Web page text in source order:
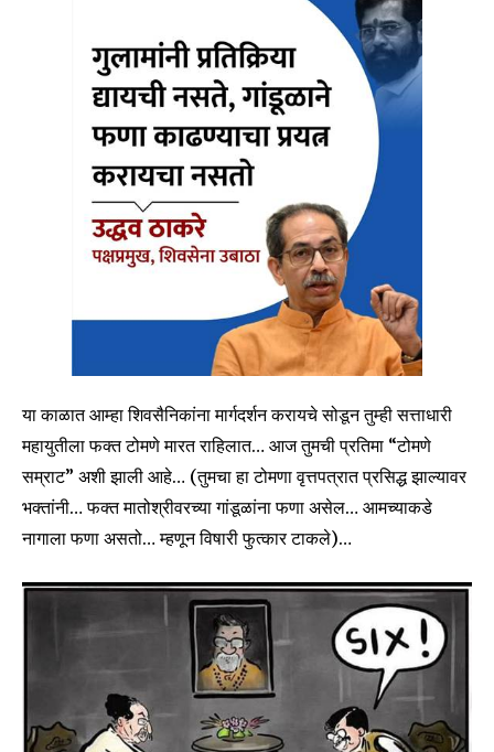
To subscribe, simply enter your email address on our website
or click the subscribe button below. Don't worry, we respect
your privacy and won't spam your inbox. Your information is
safe with us.
SUBSCRIBE
Privacy Policy .
6,300 32,111 75
या काळात आम्हा शिवसैनिकांना मार्गदर्शन करायचे सोडून तुम्ही सत्ताधारी
महायुतीला फक्त टोमणे मारत राहिलात… आज तुमची प्रतिमा “टोमणे
सम्राट” अशी झाली आहे… (तुमचा हा टोमणा वृत्तपत्रात प्रसिद्ध झाल्यावर
भक्तांनी… फक्त मातोश्रीवरच्या गांडूळांना फणा असेल… आमच्याकडे
नागाला फणा असतो… म्हणून विषारी फुत्कार टाकले)…